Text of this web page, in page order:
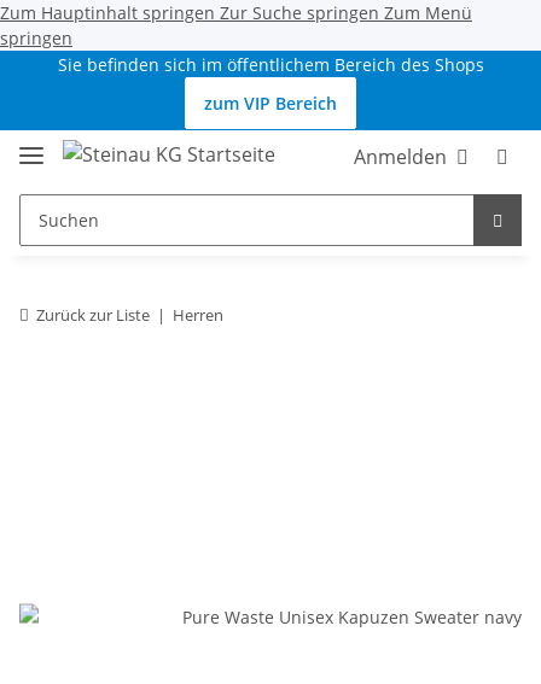
Zum Hauptinhalt springen Zur Suche springen Zum Menü
springen
Sie befinden sich im öffentlichem Bereich des Shops
zum VIP Bereich
Anmelden
Zurück zur Liste Herren